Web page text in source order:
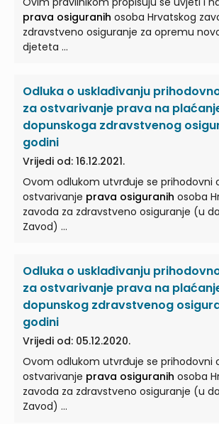
ostvarivanjaprava osiguranih... se utvrđuje datum
prestanka privremene nesposobnosti
nadzor i kontrola točnosti podataka i
kojima ovisi ostvarivanje
prava osiguranih osoba Hrvatskog
zdravstveno osiguranje za opremu
djeteta ...
Odluka o usklađivanju
za ostvarivanje prava na
dopunskoga zdravstvenog
godini
Vrijedi od: 16.12.2021.
Ovom odlukom utvrđuje se prihodovni
ostvarivanje prava osiguranih osoba
zavoda za zdravstveno osiguranje (u
Zavod) ...
Odluka o usklađivanju
za ostvarivanje prava na
dopunskog zdravstvenog
godini
Vrijedi od: 05.12.2020.
Ovom odlukom utvrđuje se prihodovni
ostvarivanje prava osiguranih osoba
zavoda za zdravstveno osiguranje (u
Zavod) ...